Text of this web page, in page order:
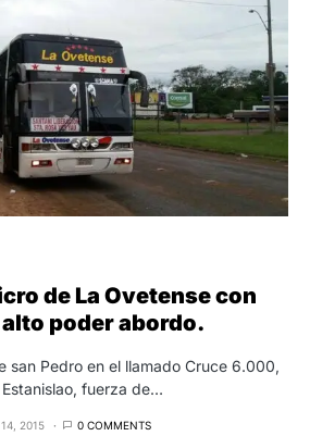
de La Ovetense con
poder abordo.
san Pedro en el llamado Cruce 6.000,
fuerza de…
2015 0 COMMENTS